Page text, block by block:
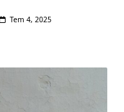
Tem 4, 2025